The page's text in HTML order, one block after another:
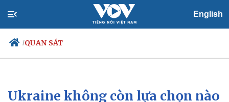
English
/QUAN SÁT
Chính trị
Xã hội
Ukraine không còn lựa chọn nào